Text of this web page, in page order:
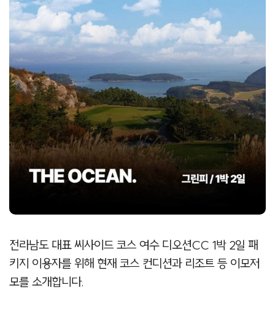
전라남도 대표 씨사이드 코스 여수 디오션CC 1박 2일 패
키지 이용자를 위해 현재 코스 컨디션과 리조트 등 이모저
모를 소개합니다.